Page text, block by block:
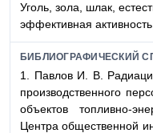
Уголь, зола, шлак,
эффективная
БИБЛИОГРАФИЧЕСКИЙ
1. Павлов И. В.
производственного
объектов топливно-
Центра общественной